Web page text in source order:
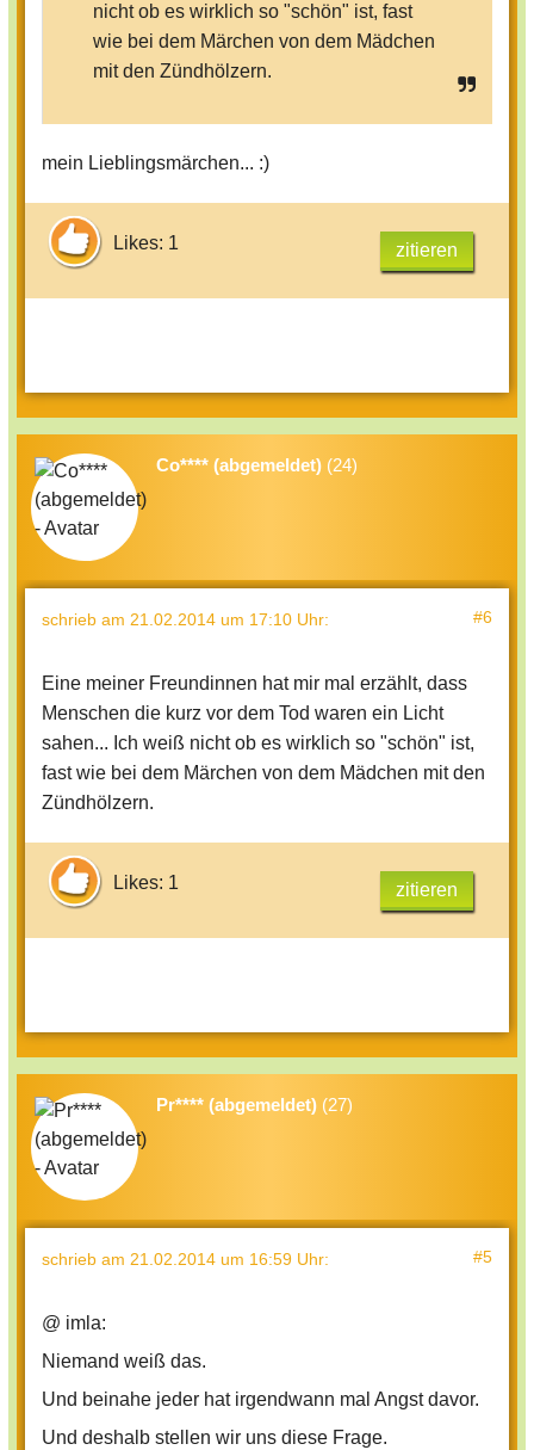
nicht ob es wirklich so "schön" ist, fast
wie bei dem Märchen von dem Mädchen
mit den Zündhölzern.
mein Lieblingsmärchen... :)
Likes: 1 zitieren
Co**** (abgemeldet) (24)
schrieb am 21.02.2014 um 17:10 Uhr: #6
Eine meiner Freundinnen hat mir mal erzählt, dass
Menschen die kurz vor dem Tod waren ein Licht
sahen... Ich weiß nicht ob es wirklich so "schön" ist,
fast wie bei dem Märchen von dem Mädchen mit den
Zündhölzern.
Likes: 1 zitieren
Pr**** (abgemeldet) (27)
schrieb am 21.02.2014 um 16:59 Uhr: #5
@ imla:
Niemand weiß das.
Und beinahe jeder hat irgendwann mal Angst davor.
Und deshalb stellen wir uns diese Frage.